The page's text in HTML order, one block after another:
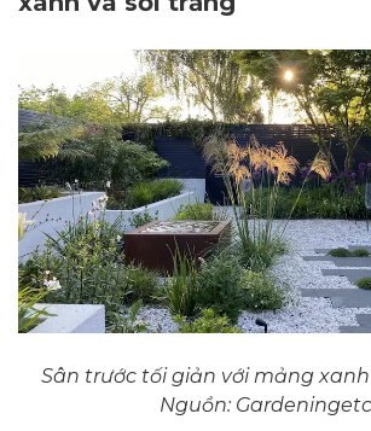
Sân trước tối giản với mảng
Nguồn: